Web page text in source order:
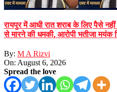
रायपुर में आधी रात शराब के लिए पैसे
से मारने की धमकी, आरोपी भतीजा मयंक
By: M A Rizvi
On: August 6, 2026
Spread the love